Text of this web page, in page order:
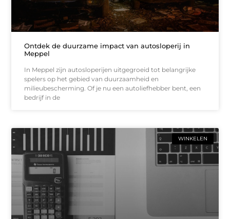
Ontdek de duurzame impact van autosloperij in
Meppel
In Meppel zijn autosloperijen uitgegroeid tot belangrijke
spelers op het gebied van duurzaamheid en
milieubescherming. Of je nu een autoliefhebber bent, een
bedrijf in de
WINKELEN